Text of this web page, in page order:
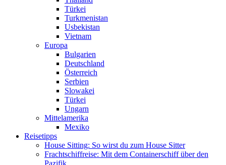
Türkei
Turkmenistan
Usbekistan
Vietnam
Europa
Bulgarien
Deutschland
Österreich
Serbien
Slowakei
Türkei
Ungarn
Mittelamerika
Mexiko
Reisetipps
House Sitting: So wirst du zum House Sitter
Frachtschiffreise: Mit dem Containerschiff über den
Pazifik